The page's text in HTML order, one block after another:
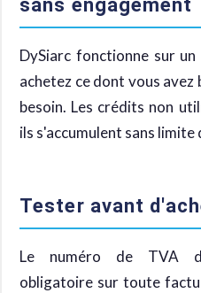
sans engagement
DySiarc fonctionne sur
achetez ce dont vous avez
besoin. Les crédits non
ils s'accumulent sans limite
Tester avant
Le numéro de TVA
obligatoire sur toute